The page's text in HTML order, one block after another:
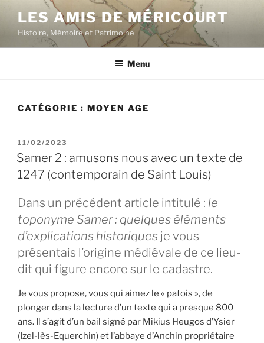
contenu
principal
LES AMIS DE MÉRICOURT
Histoire, Mémoire et Patrimoine
Menu
CATÉGORIE : MOYEN AGE
PUBLIÉ
LE
11/02/2023
Samer 2 : amusons nous avec un texte de
1247 (contemporain de Saint Louis)
Dans un précédent article intitulé : le
toponyme Samer : quelques éléments
d’explications historiques je vous
présentais l’origine médiévale de ce lieu-
dit qui figure encore sur le cadastre.
Je vous propose, vous qui aimez le « patois », de
plonger dans la lecture d’un texte qui a presque 800
ans. Il s’agit d’un bail signé par Mikius Heugos d’Ysier
(Izel-lès-Equerchin) et l’abbaye d’Anchin propriétaire